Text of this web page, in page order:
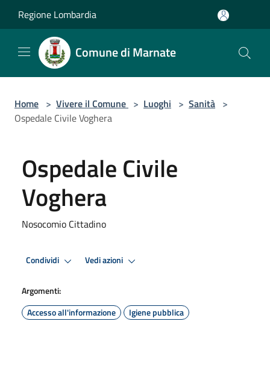
Regione Lombardia
Comune di Marnate
Home > Vivere il Comune > Luoghi > Sanità >
Ospedale Civile Voghera
Ospedale Civile
Voghera
Nosocomio Cittadino
Condividi Vedi azioni
Argomenti:
Accesso all'informazione
Igiene pubblica